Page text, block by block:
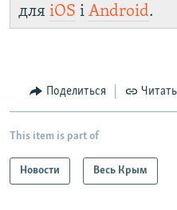
для iOS і Android.
Поделиться
This item is part of
Новости Весь Крым